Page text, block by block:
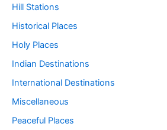
Hill Stations
Historical Places
Holy Places
Indian Destinations
International Destinations
Miscellaneous
Peaceful Places